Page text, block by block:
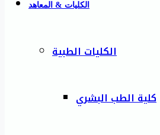
الكليات & المعاهد
الكليات الطبية
كلية الطب البشري